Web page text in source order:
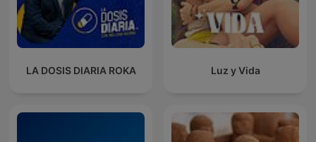
LA DOSIS DIARIA ROKA Luz y Vida